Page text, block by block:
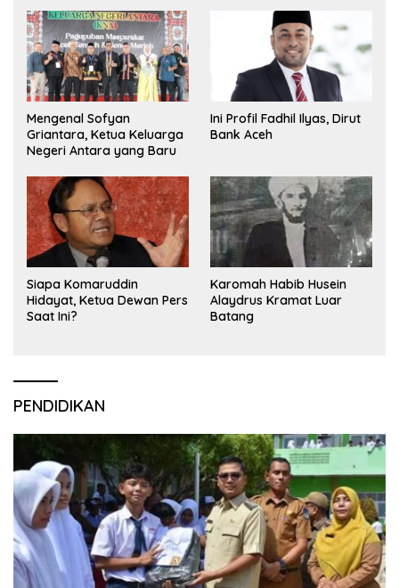
Mengenal Sofyan
Griantara, Ketua Keluarga
Negeri Antara yang Baru
Ini Profil Fadhil Ilyas, Dirut
Bank Aceh
Siapa Komaruddin
Hidayat, Ketua Dewan Pers
Saat Ini?
Karomah Habib Husein
Alaydrus Kramat Luar
Batang
PENDIDIKAN